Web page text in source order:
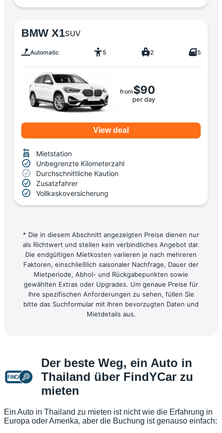
BMW X1SUV
Automatic 5 2 5
from$90
per day
View deal
Mietstation
Unbegrenzte Kilometerzahl
Durchschnittliche Kaution
Zusatzfahrer
Vollkaskoversicherung
* Die in diesem Abschnitt angezeigten Preise dienen nur
als Richtwert und stellen kein verbindliches Angebot dar.
Die endgültigen Mietkosten variieren je nach mehreren
Faktoren, einschließlich saisonaler Nachfrage, Dauer der
Mietperiode, Abhol- und Rückgabepunkten sowie
gewählten Extras oder Upgrades. Um genaue Preise für
Ihre spezifischen Anforderungen zu sehen, füllen Sie
bitte das Suchformular mit Ihren bevorzugten Daten und
Mietdetails aus.
Der beste Weg, ein Auto in
Thailand über FindYCar zu
mieten
Ein Auto in Thailand zu mieten ist nicht wie die Erfahrung in
Europa oder Amerika, aber die Buchung ist genauso einfach: